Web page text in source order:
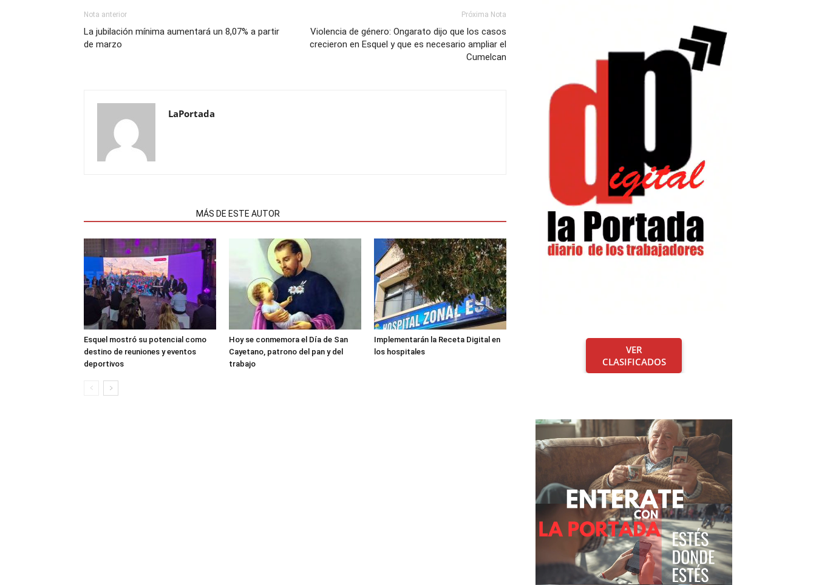
Nota anterior
La jubilación mínima aumentará un 8,07% a partir
de marzo
Próxima Nota
Violencia de género: Ongarato dijo que los casos
crecieron en Esquel y que es necesario ampliar el
Cumelcan
LaPortada
MÁS DE ESTE AUTOR
Esquel mostró su potencial como
destino de reuniones y eventos
deportivos
Hoy se conmemora el Día de San
Cayetano, patrono del pan y del
trabajo
Implementarán la Receta Digital en
los hospitales
VER
CLASIFICADOS